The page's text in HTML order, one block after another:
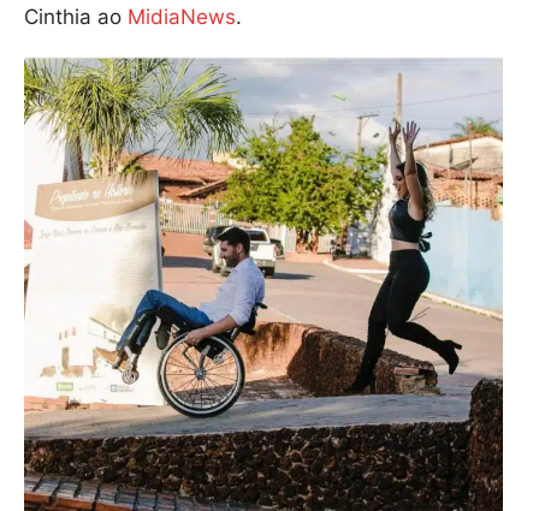
Cinthia ao MidiaNews.